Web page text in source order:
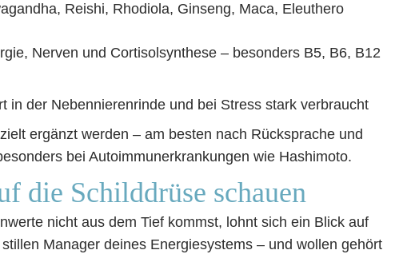
Reishi, Rhodiola, Ginseng, Maca, Eleuthero
Nerven und Cortisolsynthese – besonders B5, B6, B12
in der Nebennierenrinde und bei Stress stark verbraucht
ergänzt werden – am besten nach Rücksprache und
bei Autoimmunerkrankungen wie Hashimoto.
die Schilddrüse schauen
nicht aus dem Tief kommst, lohnt sich ein Blick auf
Manager deines Energiesystems – und wollen gehört